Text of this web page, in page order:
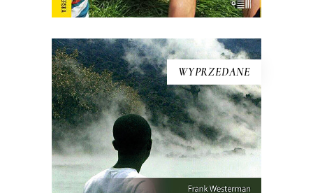
WYPRZEDANE
MARTWA DOLINA
21 sierpnia 1986 roku z doliny w
Kamerunie zniknęło życie. Kurczaki,
pawiany, zebu i ptaki leżały martwe w